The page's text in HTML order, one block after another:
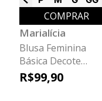
COMPRAR
Marialícia
Blusa Feminina
Básica Decote
Quadrado Marialícia
Vermelho
R$99,90